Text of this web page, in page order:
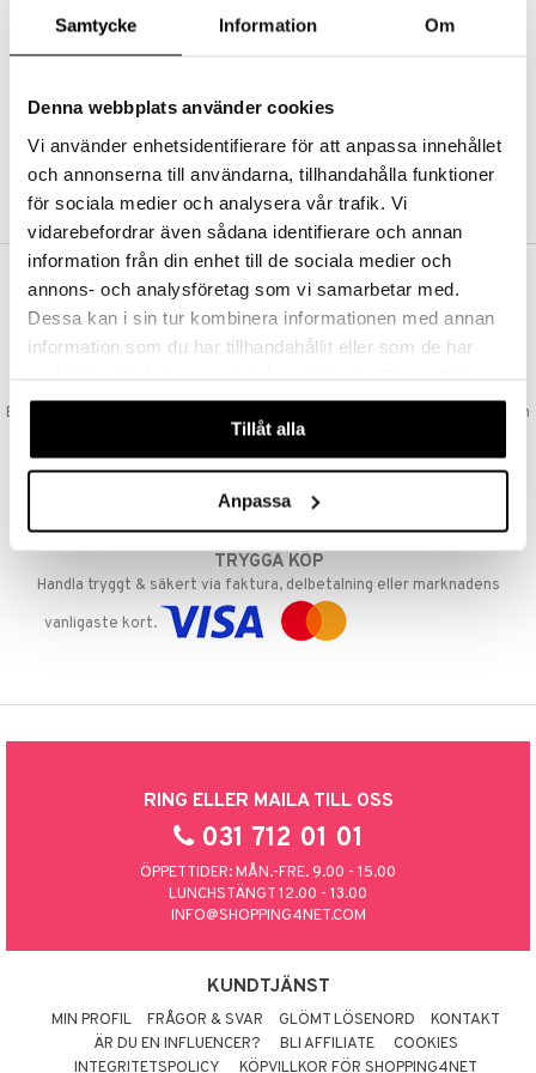
Samtycke Information Om
Denna webbplats använder cookies
Vi använder enhetsidentifierare för att anpassa innehållet
och annonserna till användarna, tillhandahålla funktioner
för sociala medier och analysera vår trafik. Vi
vidarebefordrar även sådana identifierare och annan
information från din enhet till de sociala medier och
annons- och analysföretag som vi samarbetar med.
Dessa kan i sin tur kombinera informationen med annan
information som du har tillhandahållit eller som de har
våra cookies vid fortsatt användande av vår webbplats.
Tillåt alla
Anpassa
Abonnemang
Bevaka produkter
Recensera produkter
SKAPA KUND
VAD KOSTAR FRAKTEN?
Vi erbjuder fri frakt från 350 kr. Vår gräns för fraktfri leverans bestäms
utifån vilken avdelning du handlar från. Läs mer här »
Beställningar lagda före 14:00 (gäller varor i lager) skickas normalt ut från
oss samma dag.
GODKÄND AV LÄKEMEDELSVERKET
EU-logotypen är symbolen som visar att vi är godkända av
TRYGGA KÖP
Handla tryggt & säkert via faktura, delbetalning eller marknadens
vanligaste kort.
RING ELLER MAILA TILL OSS
031 712 01 01
ÖPPETTIDER: MÅN.-FRE. 9.00 - 15.00
LUNCHSTÄNGT 12.00 - 13.00
INFO@SHOPPING4NET.COM
KUNDTJÄNST
MIN PROFIL FRÅGOR & SVAR GLÖMT LÖSENORD
KONTAKT
ÄR DU EN INFLUENCER?
BLI AFFILIATE
COOKIES
INTEGRITETSPOLICY
KÖPVILLKOR FÖR SHOPPING4NET